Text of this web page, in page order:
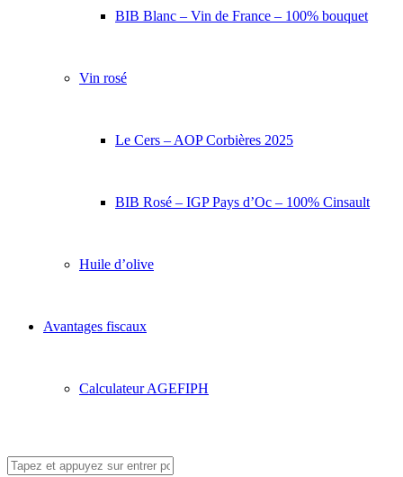
BIB Blanc – Vin de France – 100% bouquet
Vin rosé
Le Cers – AOP Corbières 2025
BIB Rosé – IGP Pays d’Oc – 100% Cinsault
Huile d’olive
Avantages fiscaux
Calculateur AGEFIPH